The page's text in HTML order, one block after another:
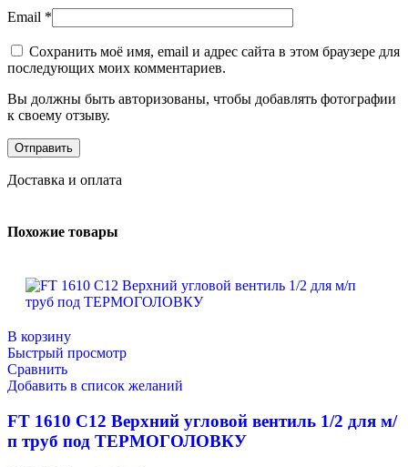
Email *
Сохранить моё имя, email и адрес сайта в этом браузере для
последующих моих комментариев.
Вы должны быть авторизованы, чтобы добавлять фотографии
к своему отзыву.
Доставка и оплата
Похожие товары
В корзину
Быстрый просмотр
Сравнить
Добавить в список желаний
FT 1610 C12 Верхний угловой вентиль 1/2 для м/
п труб под ТЕРМОГОЛОВКУ